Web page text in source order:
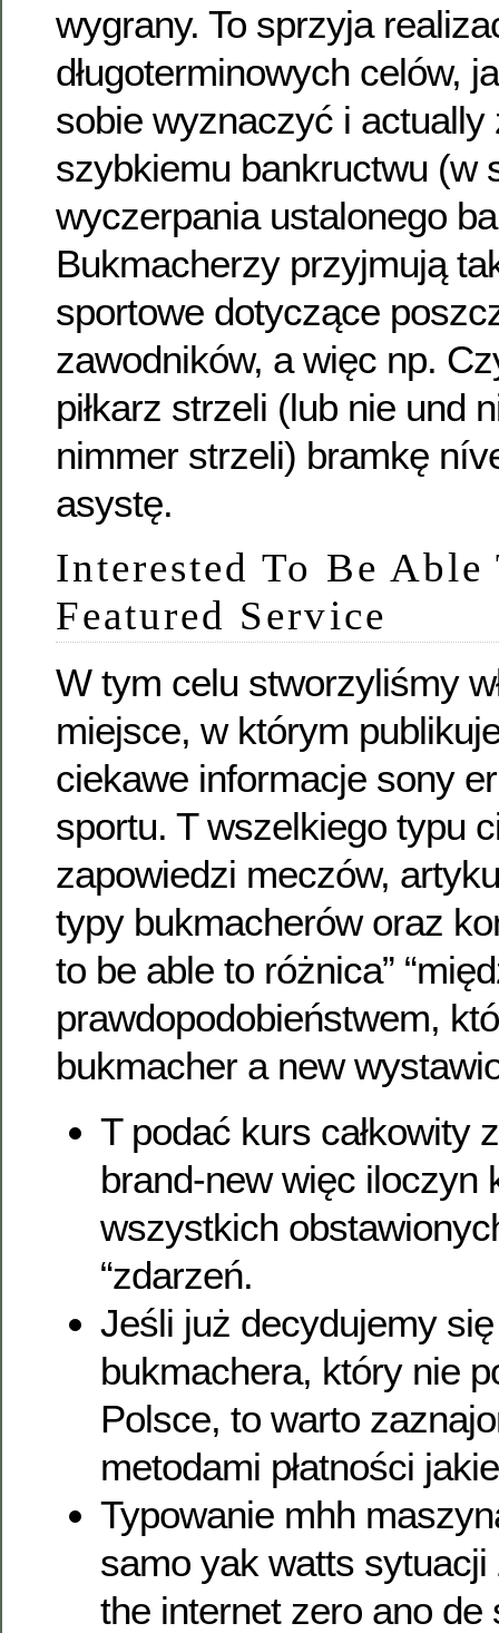
wygrany. To sprzyja
długoterminowych celów,
sobie wyznaczyć i actually
szybkiemu bankructwu (w
wyczerpania ustalonego
Bukmacherzy przyjmują
sportowe dotyczące
zawodników, a więc np.
piłkarz strzeli (lub nie und
nimmer strzeli) bramkę
asystę.
Interested To Be Able
Featured Service
W tym celu stworzyliśmy
miejsce, w którym
ciekawe informacje sony
sportu. T wszelkiego typu
zapowiedzi meczów,
typy bukmacherów oraz
to be able to różnica”
prawdopodobieństwem,
bukmacher a new
T podać kurs całkowity
brand-new więc iloczyn
wszystkich
“zdarzeń.
Jeśli już decydujemy
bukmachera, który nie
Polsce, to warto
metodami płatności
Typowanie mhh
samo yak watts sytuacji
the internet zero ano de